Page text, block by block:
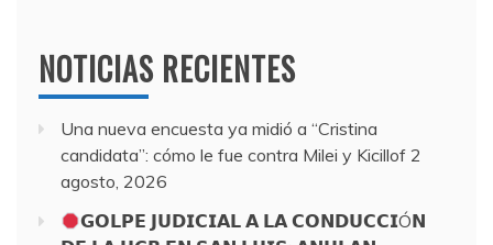
NOTICIAS RECIENTES
Una nueva encuesta ya midió a “Cristina
candidata”: cómo le fue contra Milei y Kicillof 2
agosto, 2026
𝗚𝗢𝗟𝗣𝗘 𝗝𝗨𝗗𝗜𝗖𝗜𝗔𝗟 𝗔 𝗟𝗔 𝗖𝗢𝗡𝗗𝗨𝗖𝗖𝗜Ó𝗡